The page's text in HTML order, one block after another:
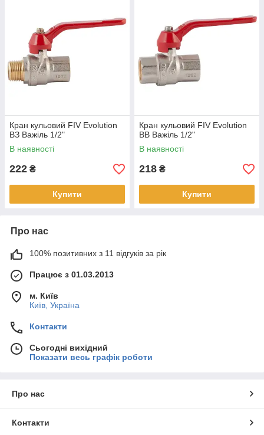
Кран кульовий FIV Evolution
ВЗ Важіль 1/2"
В наявності
222 ₴
Купити
Кран кульовий FIV Evolution
ВВ Важіль 1/2"
В наявності
218 ₴
Купити
Про нас
100% позитивних з 11 відгуків за рік
Працює з 01.03.2013
м. Київ
Київ, Україна
Контакти
Сьогодні вихідний
Показати весь графік роботи
Про нас
Контакти